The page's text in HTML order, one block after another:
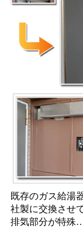
既存のガス給湯
社製に交換させ
排気部分が特殊